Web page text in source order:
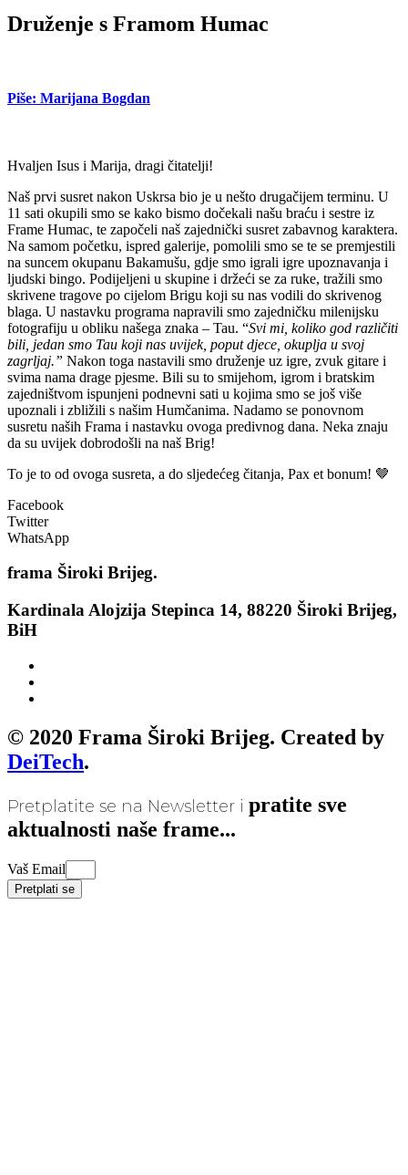
Druženje s Framom Humac
Piše: Marijana Bogdan
Hvaljen Isus i Marija, dragi čitatelji!
Naš prvi susret nakon Uskrsa bio je u nešto drugačijem terminu. U
11 sati okupili smo se kako bismo dočekali našu braću i sestre iz
Frame Humac, te započeli naš zajednički susret zabavnog karaktera.
Na samom početku, ispred galerije, pomolili smo se te se premjestili
na suncem okupanu Bakamušu, gdje smo igrali igre upoznavanja i
ljudski bingo. Podijeljeni u skupine i držeći se za ruke, tražili smo
skrivene tragove po cijelom Brigu koji su nas vodili do skrivenog
blaga. U nastavku programa napravili smo zajedničku milenijsku
fotografiju u obliku našega znaka – Tau. “Svi mi, koliko god različiti
bili, jedan smo Tau koji nas uvijek, poput djece, okuplja u svoj
zagrljaj.” Nakon toga nastavili smo druženje uz igre, zvuk gitare i
svima nama drage pjesme. Bili su to smijehom, igrom i bratskim
zajedništvom ispunjeni podnevni sati u kojima smo se još više
upoznali i zbližili s našim Humčanima. Nadamo se ponovnom
susretu naših Frama i nastavku ovoga predivnog dana. Neka znaju
da su uvijek dobrodošli na naš Brig!
To je to od ovoga susreta, a do sljedećeg čitanja, Pax et bonum! 🤎
Facebook
Twitter
WhatsApp
frama Široki Brijeg.
Kardinala Alojzija Stepinca 14, 88220 Široki Brijeg,
BiH
© 2020 Frama Široki Brijeg. Created by
DeiTech.
Pretplatite se na Newsletter i pratite sve
aktualnosti naše frame...
Vaš Email
Pretplati se